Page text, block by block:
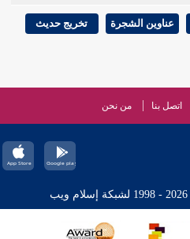
عناوين الشجرة تخريج حديث
اتصل بنا من نحن